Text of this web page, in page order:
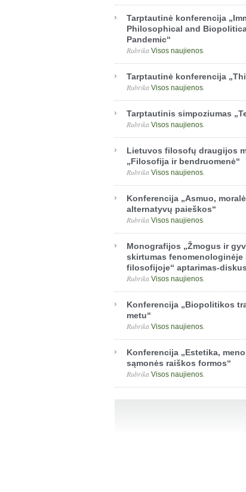
Tarptautinė konferencija
Philosophical and
Pandemic“
Rubrika Visos naujienos
Tarptautinė konferencija
Rubrika Visos naujienos
Tarptautinis simpoziumas
Rubrika Visos naujienos
Lietuvos filosofų draugijos
„Filosofija ir bendruomenė“
Rubrika Visos naujienos
Konferencija „Asmuo,
alternatyvų paieškos“
Rubrika Visos naujienos
Monografijos „Žmogus ir
skirtumas fenomenologinėje
filosofijoje“ aptarimas-
Rubrika Visos naujienos
Konferencija „Biopolitikos
metu“
Rubrika Visos naujienos
Konferencija „Estetika,
sąmonės raiškos formos“
Rubrika Visos naujienos